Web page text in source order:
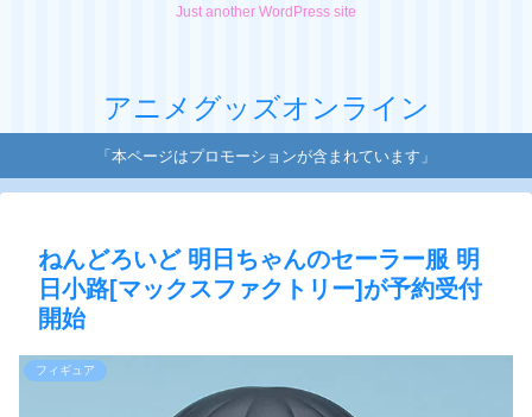
Just another WordPress site
アニメグッズオンライン
「本ページはプロモーションが含まれています」
ねんどろいど 明日ちゃんのセーラー服 明
日小路[マックスファクトリー]が予約受付
開始
フィギュア